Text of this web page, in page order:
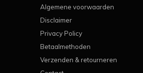
Algemene voorwaarden
Disclaimer
Privacy Policy
Betaalmethoden
Verzenden & retourneren